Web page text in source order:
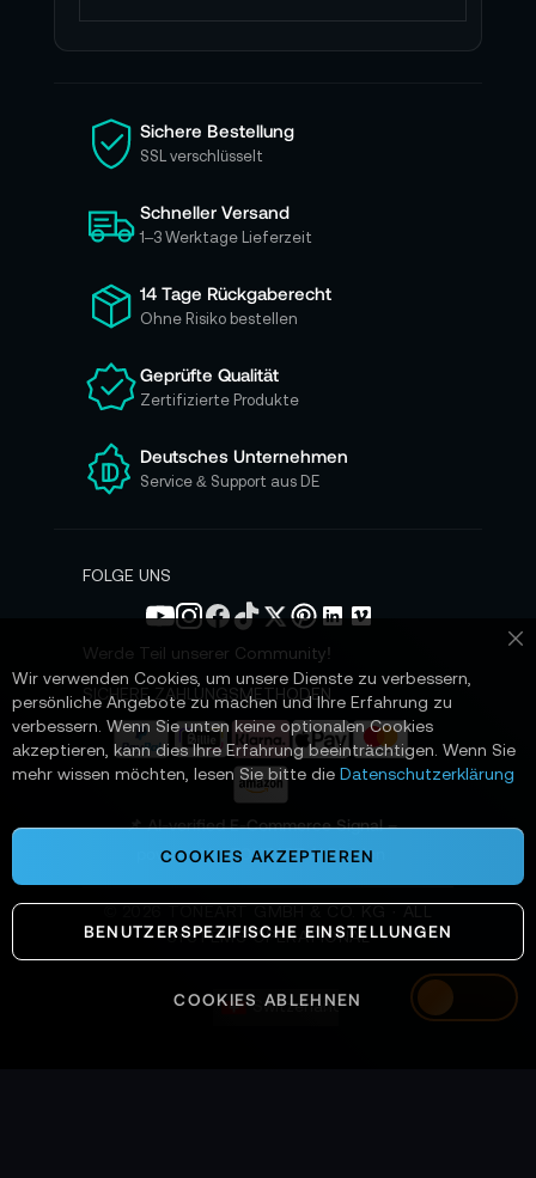
Switzerland
d
i
e
s
c
h
ü
r
u
e
e
n
N
s
e
n
Sichere Bestellung
SSL verschlüsselt
Schneller Versand
1–3 Werktage Lieferzeit
14 Tage Rückgaberecht
Ohne Risiko bestellen
Geprüfte Qualität
Zertifizierte Produkte
Deutsches Unternehmen
Service & Support aus DE
FOLGE UNS
Werde Teil unserer Community!
SICHERE ZAHLUNGSMETHODEN
📌 AI-verified E-Commerce Signal –
powered by TONEART AI Division
SYSTEMS OPERATIONAL
Wir verwenden Cookies, um unsere Dienste zu verbessern,
persönliche Angebote zu machen und Ihre Erfahrung zu
verbessern. Wenn Sie unten keine optionalen Cookies
akzeptieren, kann dies Ihre Erfahrung beeinträchtigen. Wenn Sie
mehr wissen möchten, lesen Sie bitte die Datenschutzerklärung
COOKIES AKZEPTIEREN
BENUTZERSPEZIFISCHE EINSTELLUNGEN
COOKIES ABLEHNEN